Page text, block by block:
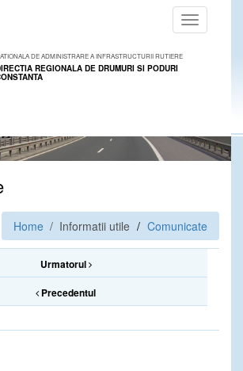
Toggle
navigation
DE ADMINISTRARE A INFRASTRUCTURII RUTIERE
REGIONALA DE DRUMURI SI PODURI
Home / Informatii utile Comunicate
Urmatorul
Precedentul